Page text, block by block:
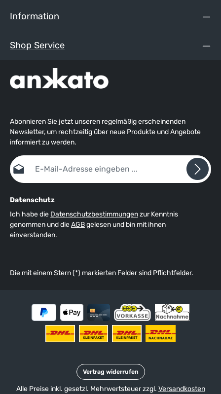
Information
Shop Service
Abonnieren Sie jetzt unseren regelmäßig erscheinenden
Newsletter, um rechtzeitig über neue Produkte und Angebote
informiert zu werden.
E-Mail-Adresse*
Datenschutz
Ich habe die Datenschutzbestimmungenzur Kenntnis
genommen und dieAGBgelesen und bin mit ihnen
einverstanden.
Die mit einem Stern (*) markierten Felder sind Pflichtfelder.
Vertrag widerrufen
Alle Preise inkl. gesetzl. Mehrwertsteuer zzgl. Versandkosten